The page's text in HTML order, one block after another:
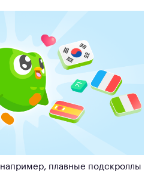
например, плавные подскроллы